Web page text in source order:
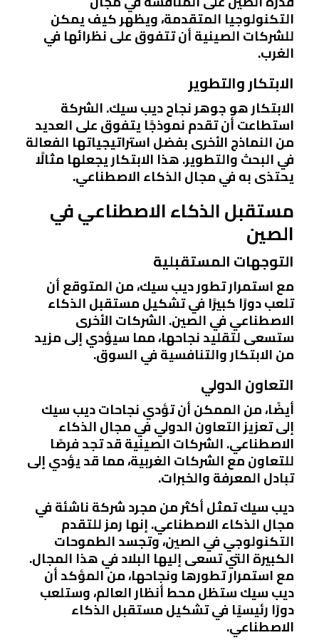
التكنولوجيا المتقدمة، ويظهر كيف يمكن
للشركات الصينية أن تتفوق على نظرائها في
الغرب.
الابتكار والتطوير
الابتكار هو جوهر نجاح ديب سيك. الشركة
استطاعت أن تقدم نموذجًا يتفوق على العديد
من النماذج الأخرى بفضل استراتيجياتها الفعالة
في البحث والتطوير. هذا الابتكار يجعلها مثالًا
يحتذى به في مجال الذكاء الاصطناعي.
مستقبل الذكاء الاصطناعي في
الصين
التوجهات المستقبلية
مع استمرار تطور ديب سيك، من المتوقع أن
تلعب دورًا كبيرًا في تشكيل مستقبل الذكاء
الاصطناعي في الصين. الشركات الأخرى
ستسعى لتقليد نجاحها، مما سيؤدي إلى مزيد
من الابتكار والتنافسية في السوق.
التعاون الدولي
أيضًا، من الممكن أن تؤدي نجاحات ديب سيك
إلى تعزيز التعاون الدولي في مجال الذكاء
الاصطناعي. الشركات الصينية قد تجد فرصًا
للتعاون مع الشركات الغربية، مما قد يؤدي إلى
تبادل المعرفة والخبرات.
ديب سيك تمثل أكثر من مجرد شركة ناشئة في
مجال الذكاء الاصطناعي. إنها رمز للتقدم
التكنولوجي في الصين، وتجسد الطموحات
الكبيرة التي تسعى إليها البلاد في هذا المجال.
مع استمرار تطورها ونجاحها، من المؤكد أن
ديب سيك ستظل محط أنظار العالم، وستلعب
دورًا رئيسيًا في تشكيل مستقبل الذكاء
الاصطناعي.